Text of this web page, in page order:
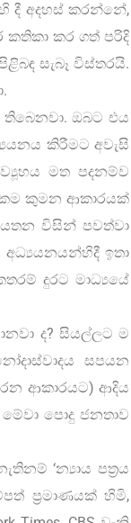
දී අදහස් කරන්නේ,
කර ගත් පරිදි
සැබෑ විස්තරයි.
තිබෙනවා. ඔබට එය
කිරීමට අවැසි
මත පදනම්ව
කුමන ආකාරයක්
විසින් පවත්වා
ඉතා
දුරට මාධ්‍යයේ
ද? සියල්ලට ම
සපයන
ආකාරයට) ආදිය
පොදු ජනතාව
‘න්‍යාය පත්‍රය
ප‍්‍රමාණයක් හිමි,